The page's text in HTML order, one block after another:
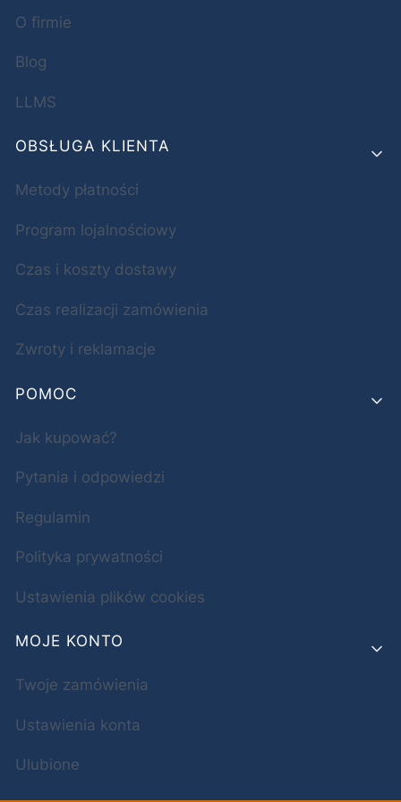
O firmie
Blog
LLMS
OBSŁUGA KLIENTA
Metody płatności
Program lojalnościowy
Czas i koszty dostawy
Czas realizacji zamówienia
Zwroty i reklamacje
POMOC
Jak kupować?
Pytania i odpowiedzi
Regulamin
Polityka prywatności
Ustawienia plików cookies
MOJE KONTO
Twoje zamówienia
Ustawienia konta
Ulubione